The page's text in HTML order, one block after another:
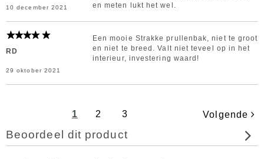
10 december 2021
en meten lukt het wel.
RD
29 oktober 2021
Een mooie Strakke prullenbak, niet te groot
en niet te breed. Valt niet teveel op in het
interieur, investering waard!
1 2 3 Volgende
Beoordeel dit product